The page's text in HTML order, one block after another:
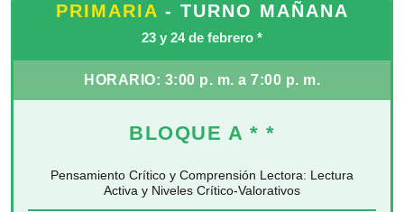
PRIMARIA - TURNO MAÑANA
23 y 24 de febrero *
HORARIO: 3:00 p. m. a 7:00 p. m.
BLOQUE A * *
Pensamiento Crítico y Comprensión Lectora: Lectura
Activa y Niveles Crítico-Valorativos